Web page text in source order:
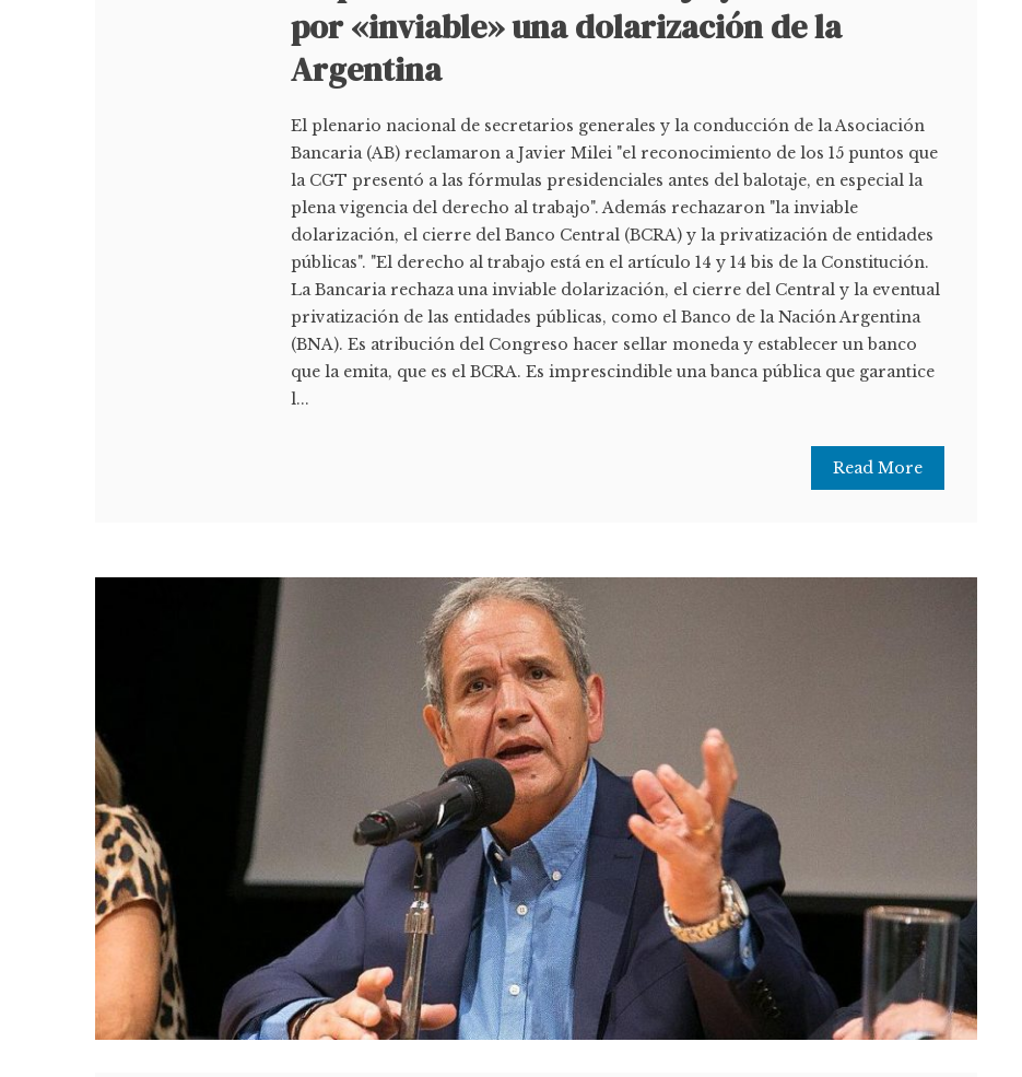
por «inviable» una dolarización de la
Argentina
El plenario nacional de secretarios generales y la conducción de la Asociación
Bancaria (AB) reclamaron a Javier Milei "el reconocimiento de los 15 puntos que
la CGT presentó a las fórmulas presidenciales antes del balotaje, en especial la
plena vigencia del derecho al trabajo". Además rechazaron "la inviable
dolarización, el cierre del Banco Central (BCRA) y la privatización de entidades
públicas". "El derecho al trabajo está en el artículo 14 y 14 bis de la Constitución.
La Bancaria rechaza una inviable dolarización, el cierre del Central y la eventual
privatización de las entidades públicas, como el Banco de la Nación Argentina
(BNA). Es atribución del Congreso hacer sellar moneda y establecer un banco
que la emita, que es el BCRA. Es imprescindible una banca pública que garantice
l...
Read More